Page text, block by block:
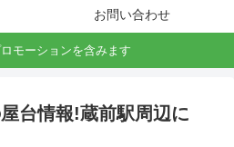
お問い合わせ
モーションを含みます
台情報!蔵前駅周辺に